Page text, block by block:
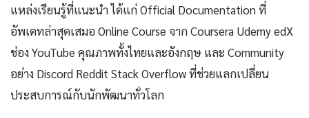
แหล่งเรียนรู้ที่แนะนำ ได้แก่ Official Documentation ที่
อัพเดทล่าสุดเสมอ Online Course จาก Coursera Udemy edX
ช่อง YouTube คุณภาพทั้งไทยและอังกฤษ และ Community
อย่าง Discord Reddit Stack Overflow ที่ช่วยแลกเปลี่ยน
ประสบการณ์กับนักพัฒนาทั่วโลก